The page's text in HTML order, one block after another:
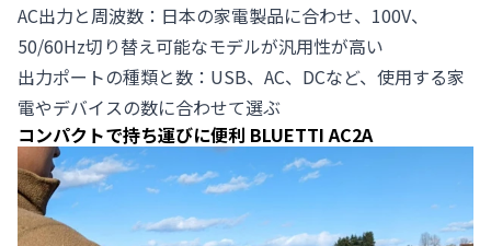
AC出力と周波数：日本の家電製品に合わせ、100V、
50/60Hz切り替え可能なモデルが汎用性が高い
出力ポートの種類と数：USB、AC、DCなど、使用する家
電やデバイスの数に合わせて選ぶ
コンパクトで持ち運びに便利 BLUETTI AC2A